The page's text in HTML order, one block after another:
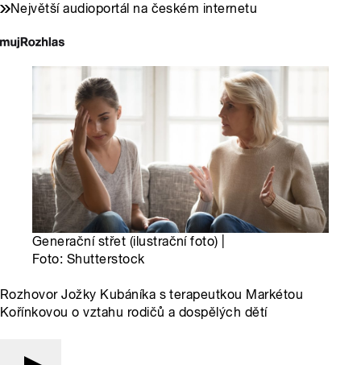
Největší audioportál na českém internetu
Generační střet (ilustrační foto) |
Foto: Shutterstock
Rozhovor Jožky Kubáníka s terapeutkou Markétou
Kořínkovou o vztahu rodičů a dospělých dětí